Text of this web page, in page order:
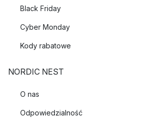
Black Friday
Cyber Monday
Kody rabatowe
NORDIC NEST
O nas
Odpowiedzialność